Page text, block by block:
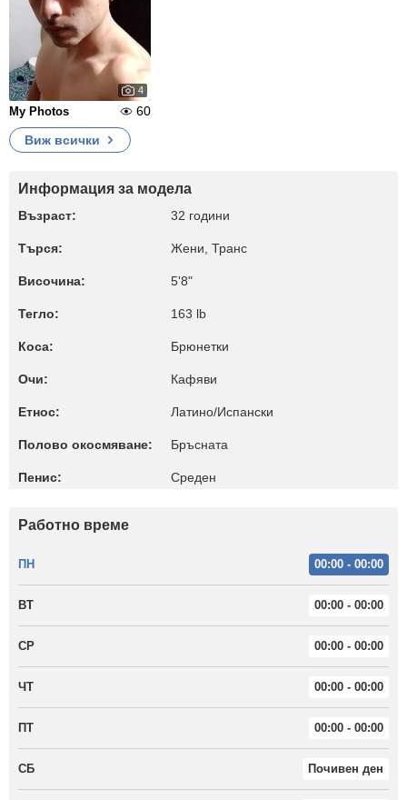
4
My Photos
60
Виж всички
Информация за модела
Възраст: 32 години
Търся: Жени, Транс
Височина: 5'8"
Тегло: 163 lb
Коса: Брюнетки
Очи: Кафяви
Етнос: Латино/Испански
Полово окосмяване: Бръсната
Пенис: Среден
Работно време
ПН 00:00 - 00:00
ВТ 00:00 - 00:00
СР 00:00 - 00:00
ЧТ 00:00 - 00:00
ПТ 00:00 - 00:00
СБ Почивен ден